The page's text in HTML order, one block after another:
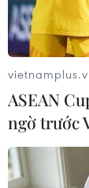
ASEAN
ngờ trước